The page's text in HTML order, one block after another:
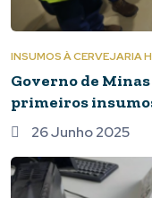
INSUMOS À CERVEJARIA
Governo de
primeiros
Passos
26 Junho 2025